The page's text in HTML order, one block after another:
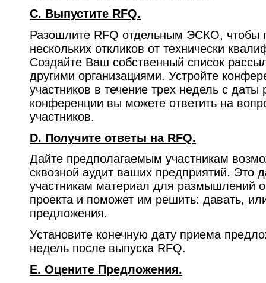
C. Выпустите RFQ.
Разошлите RFQ отдельным ЭСКО, чтобы
нескольких откликов от технически
Создайте Ваш собственный список
другими организациями. Устройте
участников в течение трех недель с
конференции вы можете ответить на
участников.
D. Получите ответы на RFQ.
Дайте предполагаемым участникам
сквозной аудит ваших предприятий. Это
участникам материал для размышлений
проекта и поможет им решить: давать,
предложения.
Установите конечную дату приема
недель после выпуска RFQ.
E. Оцените Предложения.